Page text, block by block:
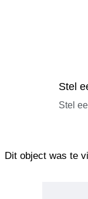
Stel
Stel
Dit object was te